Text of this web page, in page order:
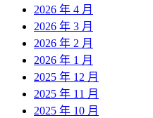
2026 年 4 月
2026 年 3 月
2026 年 2 月
2026 年 1 月
2025 年 12 月
2025 年 11 月
2025 年 10 月